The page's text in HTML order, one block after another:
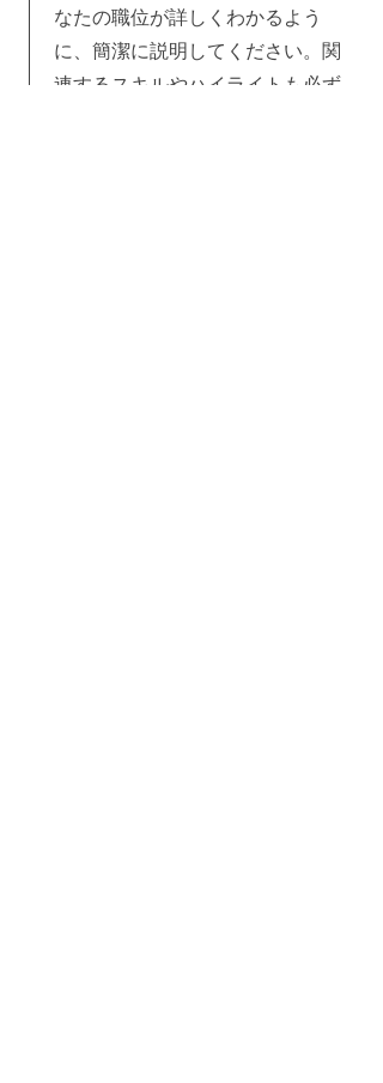
なたの職位が詳しくわかるよう
に、簡潔に説明してください。関
連するスキルやハイライトも必ず